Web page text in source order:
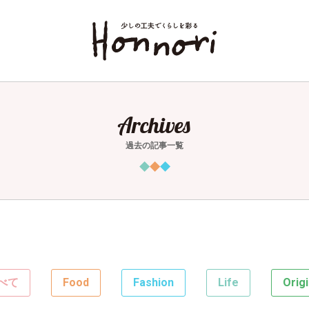
Archives
過去の記事一覧
て Food Fashion Life